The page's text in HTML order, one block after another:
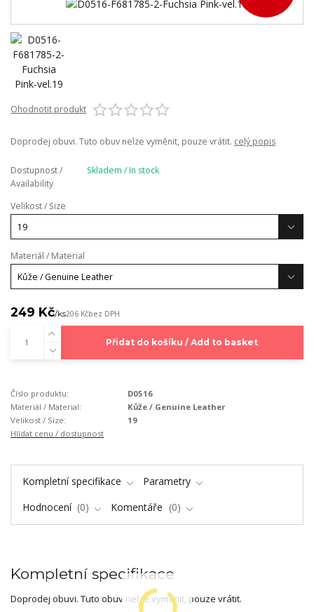
Ohodnotit produkt
Doprodej obuvi. Tuto obuv nelze vyměnit, pouze vrátit. celý popis
Dostupnost /
Availability
Skladem / In stock
Velikost / Size
Materiál / Material
249 Kč/ks206 Kčbez DPH
Přidat do košíku / Add to basket
Číslo produktu:
D0516
Materiál / Material:
Kůže / Genuine Leather
Velikost / Size:
19
Hlídat cenu / dostupnost
Kompletní specifikace
Parametry
Hodnocení
0 Komentáře 0
Kompletní specifikace
Doprodej obuvi. Tuto obuv nelze vyměnit, pouze vrátit.